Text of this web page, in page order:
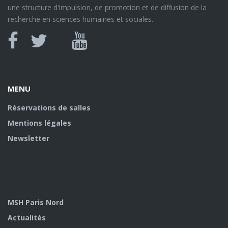
une structure d'impulsion, de promotion et de diffusion de la
recherche en sciences humaines et sociales.
Canal
MENU
Réservations de salles
Mentions légales
Newsletter
MSH Paris Nord
Actualités